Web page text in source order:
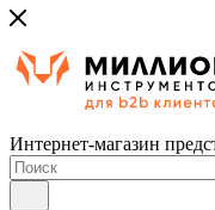
Интернет-магазин